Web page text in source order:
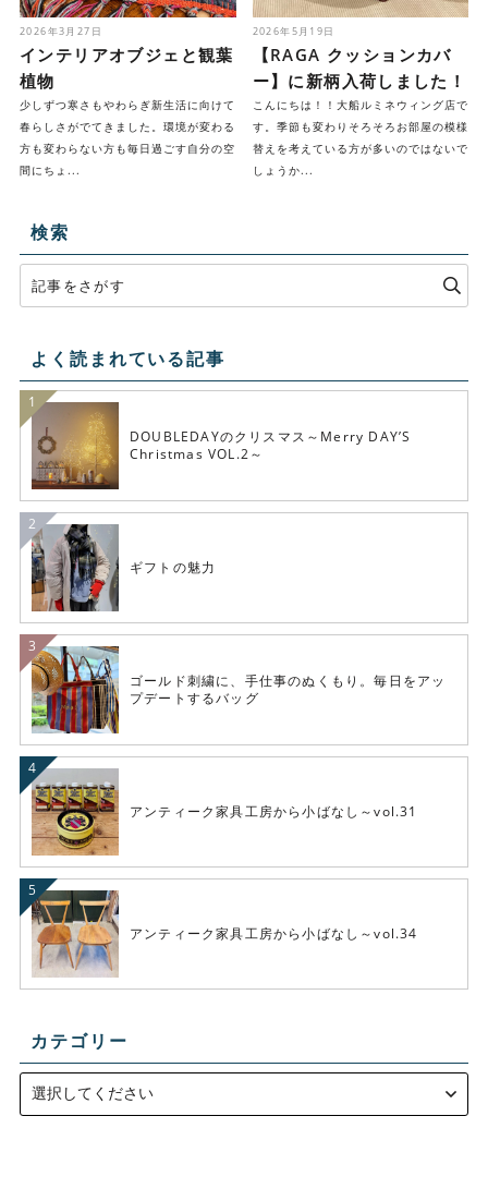
2026年3月27日
インテリアオブジェと観葉
植物
少しずつ寒さもやわらぎ新生活に向けて
春らしさがでてきました。環境が変わる
方も変わらない方も毎日過ごす自分の空
間にちょ...
2026年5月19日
【RAGA クッションカバ
ー】に新柄入荷しました！
こんにちは！！大船ルミネウィング店で
す。季節も変わりそろそろお部屋の模様
替えを考えている方が多いのではないで
しょうか...
検索
よく読まれている記事
DOUBLEDAYのクリスマス～Merry DAY’S
Christmas VOL.2～
ギフトの魅力
ゴールド刺繍に、手仕事のぬくもり。毎日をアッ
プデートするバッグ
アンティーク家具工房から小ばなし～vol.31
アンティーク家具工房から小ばなし～vol.34
カテゴリー